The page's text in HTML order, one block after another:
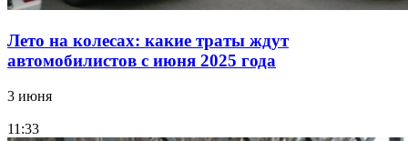
Лето на колесах: какие траты ждут
автомобилистов с июня 2025 года
3 июня
11:33